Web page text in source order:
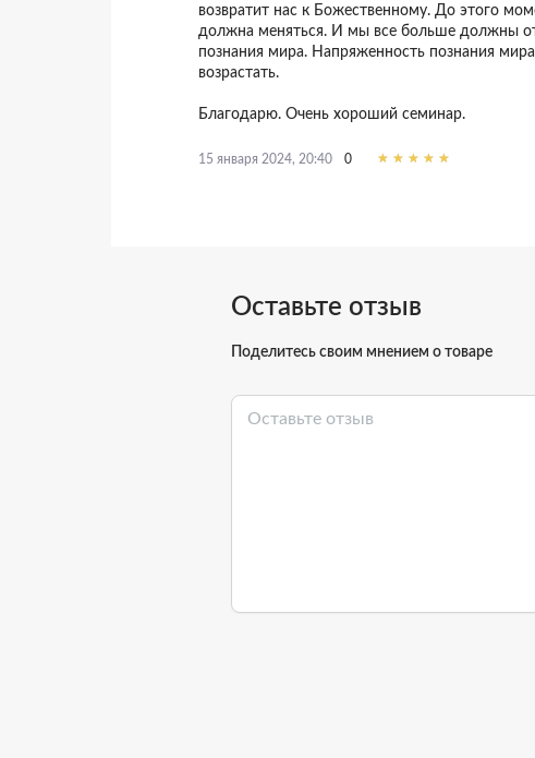
возвратит нас к Божественному. До этого
должна меняться. И мы все больше должны
познания мира. Напряженность познания
возрастать.
Благодарю. Очень хороший семинар.
15 января 2024, 20:40 0
Оставьте отзыв
Поделитесь своим мнением о товаре